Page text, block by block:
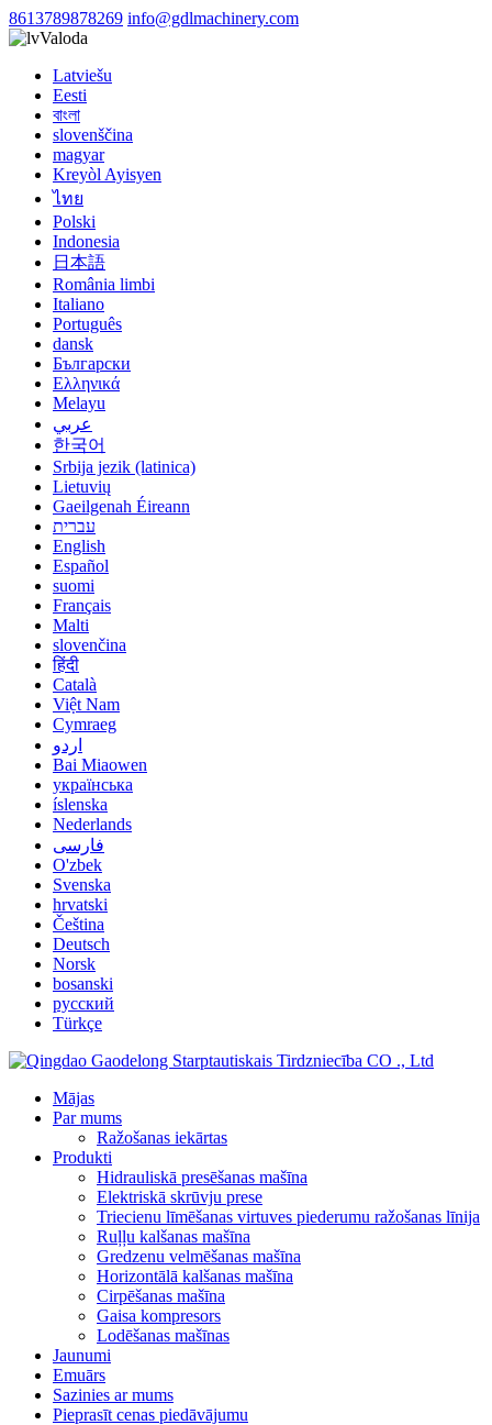
8613789878269 info@gdlmachinery.com
Valoda
Latviešu
Eesti
বাংলা
slovenščina
magyar
Kreyòl Ayisyen
ไทย
Polski
Indonesia
日本語
România limbi
Italiano
Português
dansk
Български
Ελληνικά
Melayu
عربي
한국어
Srbija jezik (latinica)
Lietuvių
Gaeilgenah Éireann
עברית
English
Español
suomi
Français
Malti
slovenčina
हिंदी
Català
Việt Nam
Cymraeg
اردو
Bai Miaowen
українська
íslenska
Nederlands
فارسی
O'zbek
Svenska
hrvatski
Čeština
Deutsch
Norsk
bosanski
русский
Türkçe
Mājas
Par mums
Ražošanas iekārtas
Produkti
Hidrauliskā presēšanas mašīna
Elektriskā skrūvju prese
Triecienu līmēšanas virtuves piederumu ražošanas līnija
Ruļļu kalšanas mašīna
Gredzenu velmēšanas mašīna
Horizontālā kalšanas mašīna
Cirpēšanas mašīna
Gaisa kompresors
Lodēšanas mašīnas
Jaunumi
Emuārs
Sazinies ar mums
Pieprasīt cenas piedāvājumu